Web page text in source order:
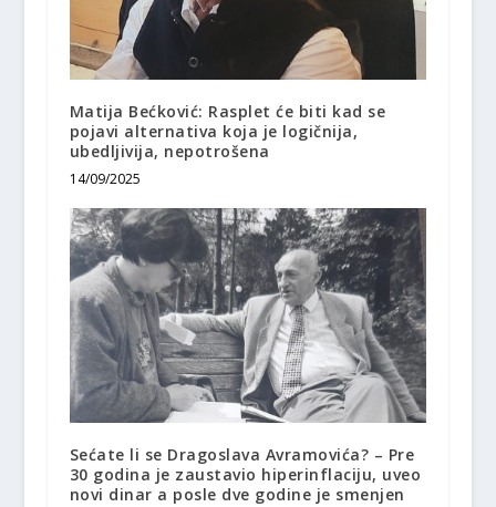
Matija Bećković: Rasplet će biti kad se
pojavi alternativa koja je logičnija,
ubedljivija, nepotrošena
14/09/2025
Sećate li se Dragoslava Avramovića? – Pre
30 godina je zaustavio hiperinflaciju, uveo
novi dinar a posle dve godine je smenjen